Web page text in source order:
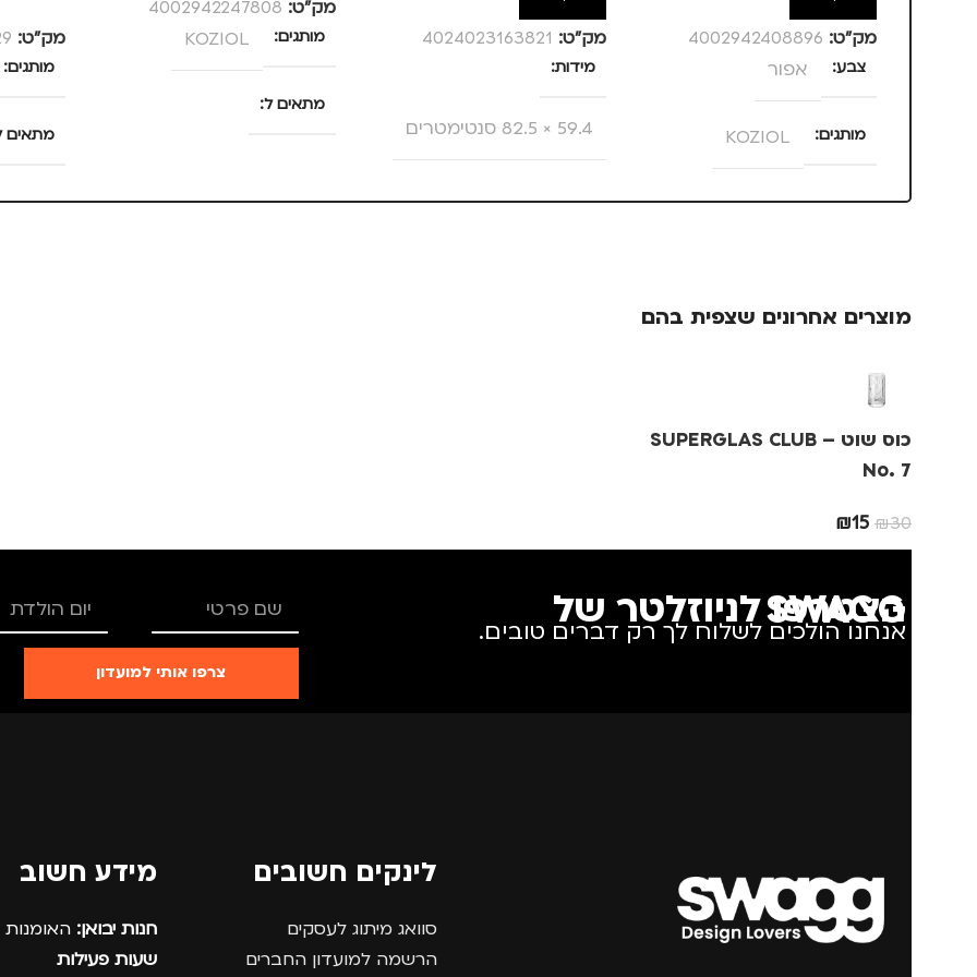
מק”ט: 4002942408896
צבע אפור
מותגים KOZIOL
מק”ט: 4024023163821
מידות
59.4 × 82.5 סנטימטרים
TROIKA
מק”ט: 4002942247808
מותגים KOZIOL
מתאים ל
מק”ט:
מותגים
מתאים
גברים
מוצרים אחרונים שצפית בהם
כוס שוט – SUPERGLAS CLUB
No. 7
₪30
₪15
הצטרפו לניוזלטר של SWAGG
אנחנו הולכים לשלוח לך רק דברים טובים.
צרפו אותי למועדון
לינקים חשובים
סוואג מיתוג לעסקים
הרשמה למועדון החברים
מידע חשוב
חנות יבואן: האומנות 12, נתניה.
שעות פעילות